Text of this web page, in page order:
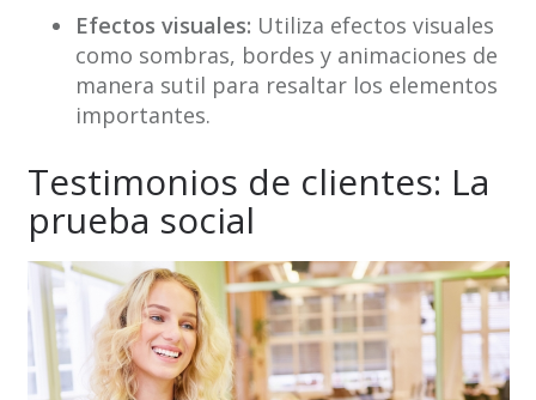
Efectos visuales: Utiliza efectos visuales
como sombras, bordes y animaciones de
manera sutil para resaltar los elementos
importantes.
Testimonios de clientes: La
prueba social